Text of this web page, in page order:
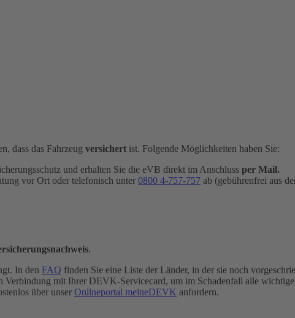
dass das Fahrzeug versichert ist. Folgende Möglichkeiten haben Sie:
und erhalten Sie die eVB direkt im Anschluss per Mail.
vor Ort oder telefonisch unter 0800 4-​757-757 ab (gebührenfrei aus
.
In den FAQ finden Sie eine Liste der Länder, in der sie noch
Verbindung mit Ihrer DEVK-Servicecard, um im Schadenfall alle
über unser Onlineportal meineDEVK anfordern.